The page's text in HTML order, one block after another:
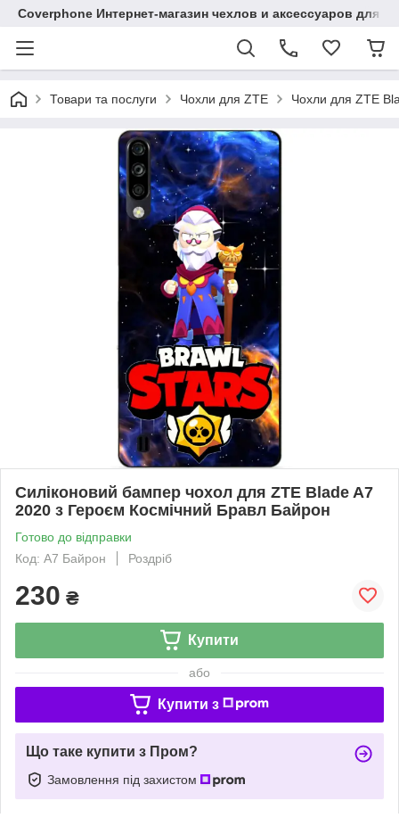
Coverphone Интернет-магазин чехлов и аксессуаров для
Товари та послуги Чохли для ZTE Чохли для ZTE
Силіконовий бампер чохол для ZTE Blade A7
2020 з Героєм Космічний Бравл Байрон
Готово до відправки
Код: A7 Байрон
Роздріб
230 ₴
Купити
або
Купити з
Що таке купити з Пром?
Замовлення під захистом